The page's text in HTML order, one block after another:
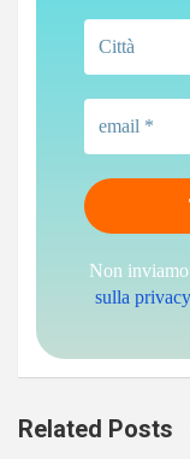
Non
sulla privacy
Related Posts